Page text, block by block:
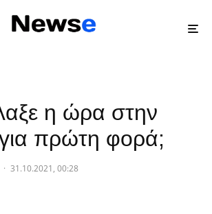
η ώρα στην
πρώτη φορά;
· 31.10.2021, 00:28